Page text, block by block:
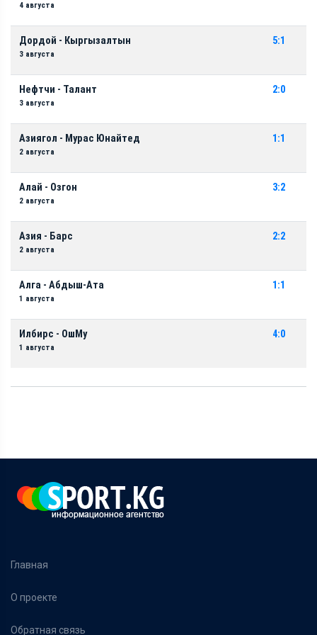
4 августа
Дордой - Кыргызалтын
3 августа
5:1
Нефтчи - Талант
3 августа
2:0
Азиягол - Мурас Юнайтед
2 августа
1:1
Алай - Озгон
2 августа
3:2
Азия - Барс
2 августа
2:2
Алга - Абдыш-Ата
1 августа
1:1
Илбирс - ОшМу
1 августа
4:0
Главная
О проекте
Обратная связь